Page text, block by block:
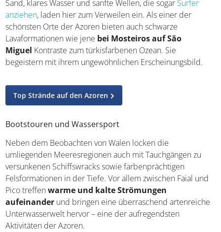
Sand, klares Wasser und sanfte Wellen, die sogar Surfer
anziehen, laden hier zum Verweilen ein. Als einer der
schönsten Orte der Azoren bieten auch schwarze
Lavaformationen wie jene bei Mosteiros auf São
Miguel Kontraste zum türkisfarbenen Ozean. Sie
begeistern mit ihrem ungewöhnlichen Erscheinungsbild.
Top Strände auf den Azoren
Bootstouren und Wassersport
Neben dem Beobachten von Walen locken die
umliegenden Meeresregionen auch mit Tauchgängen zu
versunkenen Schiffswracks sowie farbenprächtigen
Felsformationen in der Tiefe. Vor allem zwischen Faial und
Pico treffenwarme und kalte Strömungen
aufeinander und bringen eine überraschend artenreiche
Unterwasserwelt hervor – eine der aufregendsten
Aktivitäten der Azoren.